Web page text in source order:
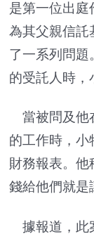
是第一位出
為其父親信託
了一系列問題
的受託人時，
當被問及他
的工作時，小
財務報表。他
錢給他們就是
據報道，此